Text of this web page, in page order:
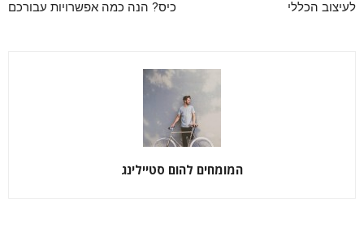
לעיצוב הכללי כיס? הנה כמה אפשרויות עבורכם
המומחים להום סטיילינג